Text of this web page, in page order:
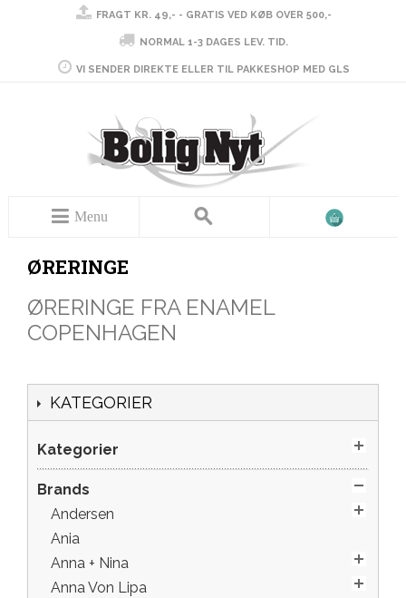
FRAGT KR. 49,- - GRATIS VED KØB OVER 500,-
NORMAL 1-3 DAGES LEV. TID.
VI SENDER DIREKTE ELLER TIL PAKKESHOP MED GLS
Menu
ØRERINGE
ØRERINGE FRA ENAMEL
COPENHAGEN
KATEGORIER
Kategorier
Brands
Andersen
Ania
Anna + Nina
Anna Von Lipa